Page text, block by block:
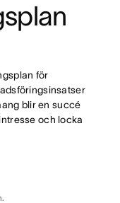
för
blir en succé
och locka